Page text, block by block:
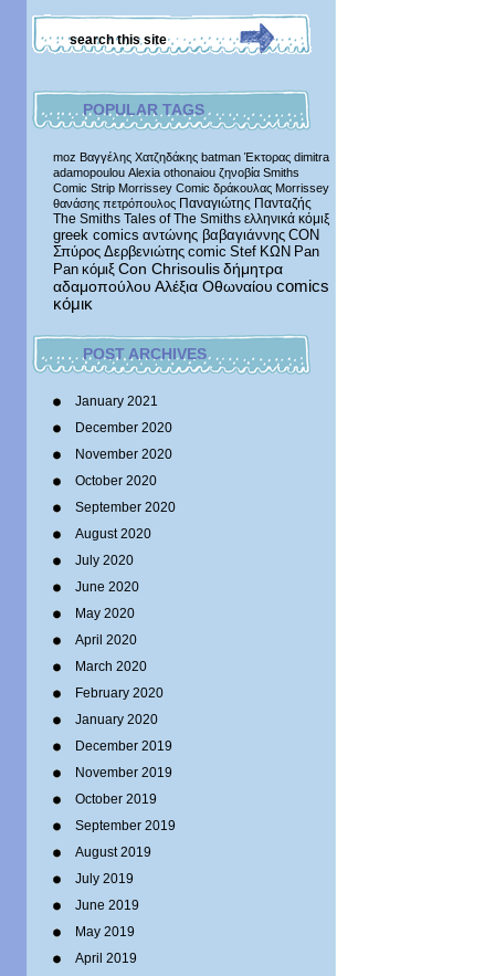
POPULAR TAGS
moz Βαγγέλης Χατζηδάκης batman Έκτορας dimitra
adamopoulou Alexia othonaiou ζηνοβία Smiths
Comic Strip Morrissey Comic δράκουλας Morrissey
θανάσης πετρόπουλος Παναγιώτης Πανταζής
The Smiths Tales of The Smiths ελληνικά κόμιξ
greek comics αντώνης βαβαγιάννης CON
Σπύρος Δερβενιώτης comic Stef ΚΩΝ Pan
Pan κόμιξ Con Chrisoulis δήμητρα
αδαμοπούλου Αλέξια Οθωναίου comics
κόμικ
POST ARCHIVES
January 2021
December 2020
November 2020
October 2020
September 2020
August 2020
July 2020
June 2020
May 2020
April 2020
March 2020
February 2020
January 2020
December 2019
November 2019
October 2019
September 2019
August 2019
July 2019
June 2019
May 2019
April 2019